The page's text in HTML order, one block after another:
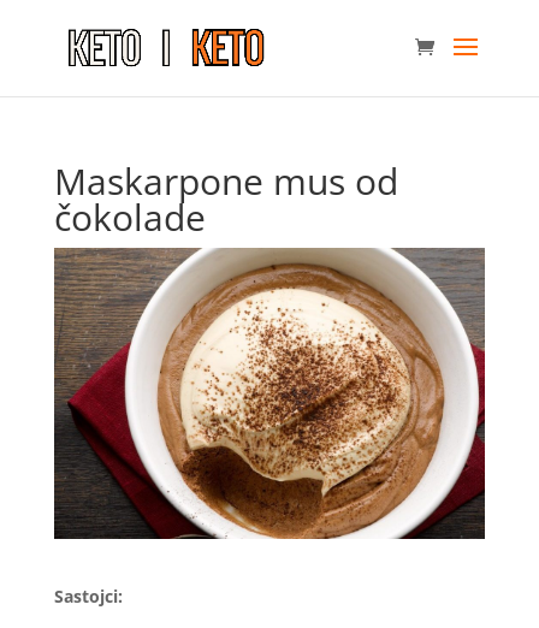
Maskarpone mus od
čokolade
Sastojci: